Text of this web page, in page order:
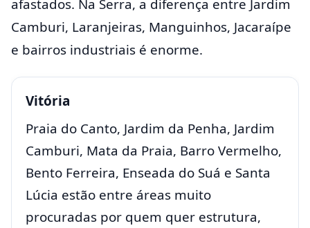
afastados. Na Serra, a diferença entre Jardim
Camburi, Laranjeiras, Manguinhos, Jacaraípe
e bairros industriais é enorme.
Vitória
Praia do Canto, Jardim da Penha, Jardim
Camburi, Mata da Praia, Barro Vermelho,
Bento Ferreira, Enseada do Suá e Santa
Lúcia estão entre áreas muito
procuradas por quem quer estrutura,